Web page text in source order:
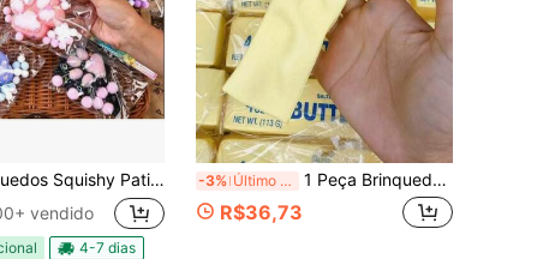
Patinha de Gato Soft Squeeze Com Bola para Alívio De Estresse
vendido
4-7 dias
-3% Último dia 1 Peça Brinquedo Macio Perfumado com Aroma de Creme Amarelo, Brinquedo Sensorial para Brincar e Aliviar o Estresse, Lembrancinha de Festa em Saco de Doces, Enchimento de Piñata, Enfeite de Meia de Natal de Carnaval, Presente de Aniversário, Dia das Mães, Presente de Formatura
R$36,73